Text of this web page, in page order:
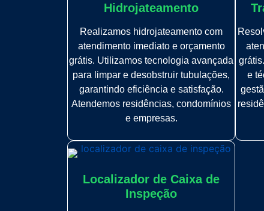
Hidrojateamento
Realizamos hidrojateamento com
atendimento imediato e orçamento
grátis. Utilizamos tecnologia avançada
para limpar e desobstruir tubulações,
garantindo eficiência e satisfação.
Atendemos residências, condomínios
e empresas.
e
Localizador de Caixa de
Inspeção